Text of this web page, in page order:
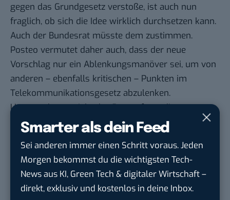
Smarter als dein Feed
Sei anderen immer einen Schritt voraus. Jeden
Morgen bekommst du die wichtigsten Tech-
News aus KI, Green Tech & digitaler Wirtschaft –
direkt, exklusiv und kostenlos in deine Inbox.
gegen das Grundgesetz verstoße, ist auch nun
fraglich, ob sich die Idee wirklich durchsetzen kann.
Auch der Bundesrat müsste dem zustimmen.
Posteo vermutet daher auch, dass der neue
Vorschlag nur ein Ablenkungsmanöver sei, um von
anderen – ebenfalls kritischen – Punkten im
Telekommunikationsgesetz abzulenken.
Unter anderem sieht der Entwurf vor, die
Definitionen von Bestands- und Verkehrsdaten
breiter zu fassen, sodass sie nicht mehr
datenrechtlich geschützt sein könnten.
Es kursiert ebenfalls die Idee, „Mitwirkende“ an
Telekommunikationsdiensten (also alle, die
Internetkommunikation für ihre Kundinnen und